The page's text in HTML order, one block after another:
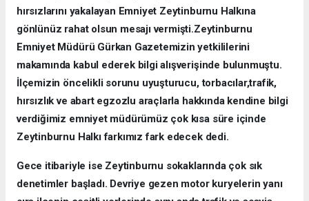
hırsızlarını yakalayan Emniyet Zeytinburnu Halkına
gönlünüz rahat olsun mesajı vermişti.Zeytinburnu
Emniyet Müdürü Gürkan Gazetemizin yetkililerini
makamında kabul ederek bilgi alışverişinde bulunmuştu.
İlçemizin öncelikli sorunu uyuşturucu, torbacılar,trafik,
hırsızlık ve abart egzozlu araçlarla hakkında kendine bilgi
verdiğimiz emniyet müdürümüz çok kısa süre içinde
Zeytinburnu Halkı farkımız fark edecek dedi.
Gece itibariyle ise Zeytinburnu sokaklarında çok sık
denetimler başladı. Devriye gezen motor kuryelerin yanı